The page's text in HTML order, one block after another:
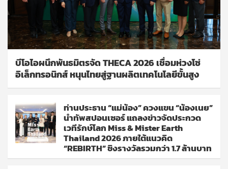
บีโอไอผนึกพันธมิตรจัด THECA 2026 เชื่อมห่วงโซ่
อิเล็กทรอนิกส์ หนุนไทยสู่ฐานผลิตเทคโนโลยีขั้นสูง
ท่านประธาน “แม่น้อง” ควงแขน “น้องเนย”
นำทัพสปอนเซอร์ แถลงข่าวจัดประกวด
เวทีรักษ์โลก Miss & Mister Earth
Thailand 2026 ภายใต้แนวคิด
“REBIRTH” ชิงรางวัลรวมกว่า 1.7 ล้านบาท